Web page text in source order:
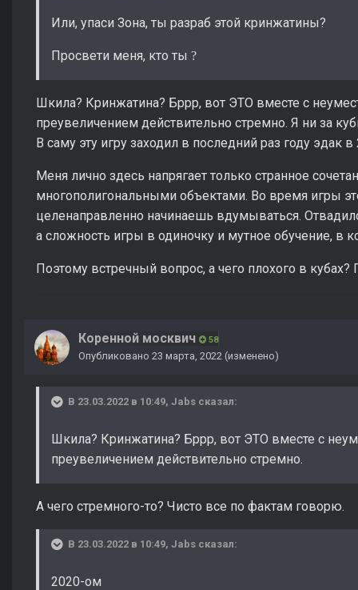
Или, упаси Зона, ты разраб этой кринжатины?
Просвети меня, кто ты ?
Шкила? Кринжатина? Бррр, вот ЭТО вместе с
преувеличением действительно стремно. Я ни за
В саму эту игру заходил в последний раз году эдак
Меня лично здесь напрягает только странное
многополигональными объектами. Во время игры
целенаправленно начинаешь вдумываться.
а сложность игры в одиночку и мутное обучение, в
Поэтому встречный вопрос, а чего плохого в
Коренной москвич 58
Опубликовано 23 марта, 2022 (изменено)
В 23.03.2022 в 10:49, Jabs сказал:
Шкила? Кринжатина? Бррр, вот ЭТО вместе с
преувеличением действительно стремно.
А чего стремного-то? Чисто все по фактам говорю.
В 23.03.2022 в 10:49, Jabs сказал:
2020-ом